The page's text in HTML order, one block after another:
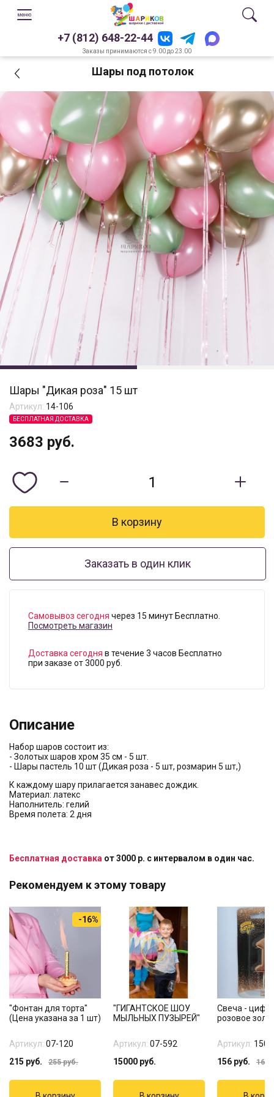
+7 (812) 648-22-44
Заказы принимаются с 9.00 до 23.00
Шары под потолок
Шары "Дикая роза" 15 шт
Артикул: 14-106
БЕСПЛАТНАЯ ДОСТАВКА
3683 руб.
Заказать в один клик
Самовывоз сегодня через 15 минут Бесплатно.
Посмотреть магазин
Доставка сегодня в течение 3 часов Бесплатно
при заказе от 3000 руб.
Описание
Набор шаров состоит из:
- Золотых шаров хром 35 см - 5 шт.
- Шары пастель 10 шт (Дикая роза - 5 шт, розмарин 5 шт,)
К каждому шару прилагается занавес дождик.
Материал: латекс
Наполнитель: гелий
Время полета: 2 дня
Бесплатная доставка от 3000 р. с интервалом в один час.
Рекомендуем к этому товару
-16%
"Фонтан для торта"
(Цена указана за 1 шт)
Артикул: 07-120
215 руб. 255руб.
"ГИГАНТСКОЕ ШОУ
МЫЛЬНЫХ ПУЗЫРЕЙ"
Артикул: 07-592
15000 руб.
Свеча -
розовое
Артикул:
156 руб. 165